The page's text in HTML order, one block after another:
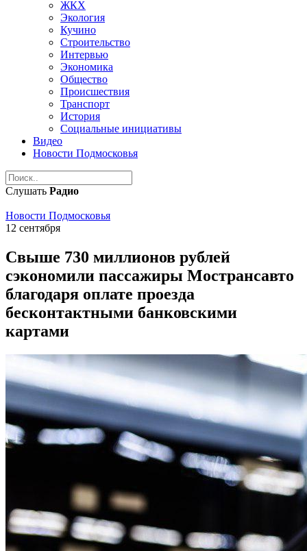
ЖКХ
Экология
Кучино
Строительство
Интервью
Экономика
Общество
Происшествия
Транспорт
История
Социальные инициативы
Видео
Новости Подмосковья
Слушать Радио
Новости Подмосковья
12 сентября
Свыше 730 миллионов рублей
сэкономили пассажиры Мострансавто
благодаря оплате проезда
бесконтактными банковскими
картами